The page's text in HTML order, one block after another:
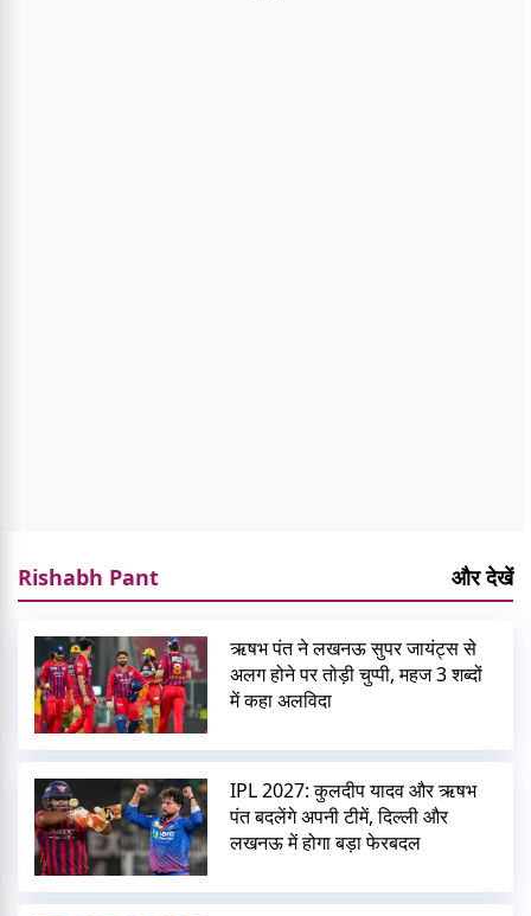
Rishabh Pant और देखें
ऋषभ पंत ने लखनऊ सुपर जायंट्स से
अलग होने पर तोड़ी चुप्पी, महज 3 शब्दों
में कहा अलविदा
IPL 2027: कुलदीप यादव और ऋषभ
पंत बदलेंगे अपनी टीमें, दिल्ली और
लखनऊ में होगा बड़ा फेरबदल